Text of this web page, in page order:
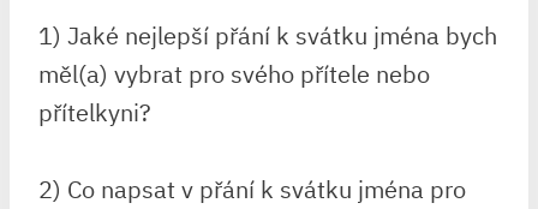
1) Jaké nejlepší přání k svátku jména bych
měl(a) vybrat pro svého přítele nebo
přítelkyni?
2) Co napsat v přání k svátku jména pro